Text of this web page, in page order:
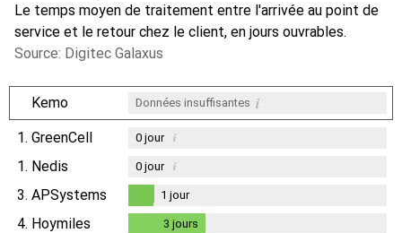
Le temps moyen de traitement entre l'arrivée au point de
service et le retour chez le client, en jours ouvrables.
Source: Digitec Galaxus
Kemo Données insuffisantes i
1. GreenCell 0jour i
1. Nedis 0jour i
3. APSystems
jour
1 jour
4. Hoymiles 3 jours